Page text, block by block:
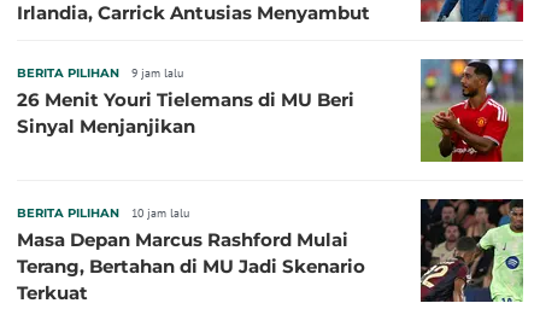
Irlandia, Carrick Antusias Menyambut
BERITA PILIHAN 9 jam lalu
26 Menit Youri Tielemans di MU Beri
Sinyal Menjanjikan
BERITA PILIHAN 10 jam lalu
Masa Depan Marcus Rashford Mulai
Terang, Bertahan di MU Jadi Skenario
Terkuat